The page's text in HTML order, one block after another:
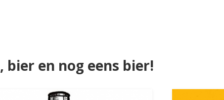
bier en nog eens bier!